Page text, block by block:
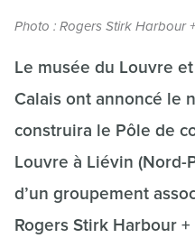
Photo : Rogers Stirk Harbour
Le musée du Louvre
Calais ont annoncé le
construira le Pôle de
Louvre à Liévin (Nord-
d’un groupement
Rogers Stirk Harbour